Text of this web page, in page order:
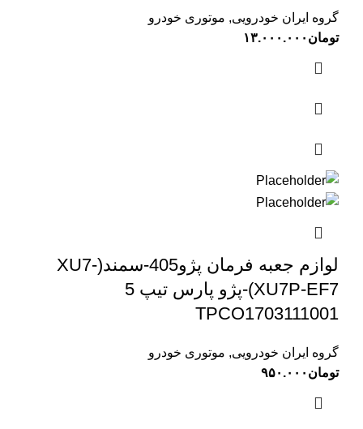
گروه ایران خودرویی, موتوری خودرو
تومان ۱۳.۰۰۰.۰۰۰
لوازم جعبه فرمان پژو405-سمند(XU7-
XU7P-EF7)-پژو پارس تیپ 5
TPCO1703111001
گروه ایران خودرویی, موتوری خودرو
تومان ۹۵۰.۰۰۰